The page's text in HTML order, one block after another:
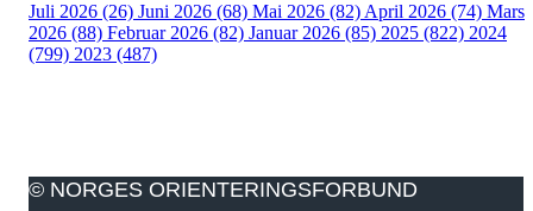
Juli 2026 (26) Juni 2026 (68) Mai 2026 (82) April 2026 (74) Mars
2026 (88) Februar 2026 (82) Januar 2026 (85) 2025 (822) 2024
(799) 2023 (487)
© NORGES ORIENTERINGSFORBUND